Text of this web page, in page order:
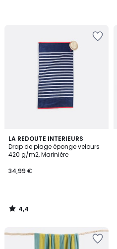
LA REDOUTE INTERIEURS
Drap de plage éponge velours
420 g/m2, Marinière
34,99 €
4,4
/ 5
4,4
/